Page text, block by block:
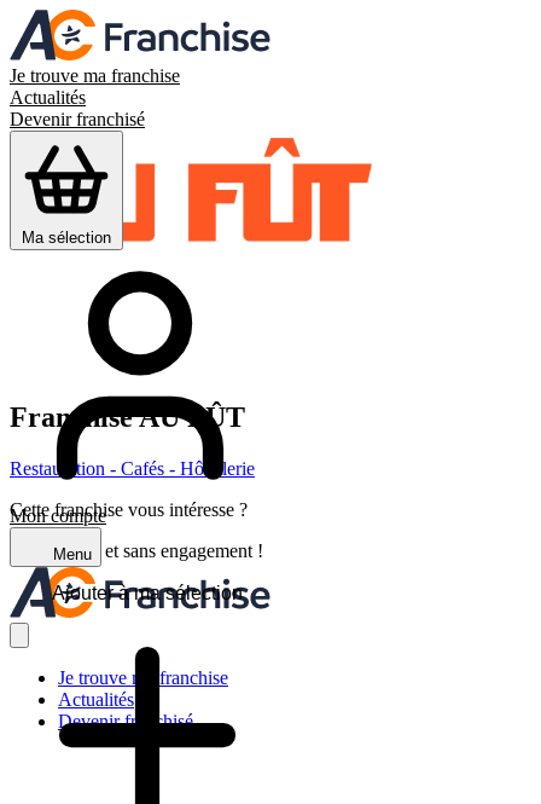
Je trouve ma franchise
Actualités
Devenir franchisé
Ma sélection
Mon compte
Menu
Je trouve ma franchise
Actualités
Devenir franchisé
FranchiseAU FÛT
Restauration - Cafés - Hôtellerie
Cette franchise vous intéresse ?
C'est gratuit et sans engagement !
Ajouter à ma sélection